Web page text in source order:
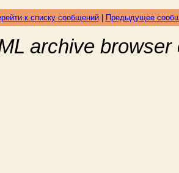
к списку сообщений| Предыдущее
archive